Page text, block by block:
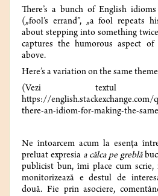
There’s a bunch of English
(„fool’s errand”, „a fool repeats
about stepping into something
captures the humorous aspect of
above.
Here’s a variation on the same
(Vezi
https://
there-an-idiom-for-making-the-
Ne întoarcem acum la esența
preluat expresia a călca pe greblă
publicist bun, îmi place cum scrie,
monitorizează e destul de
două. Fie prin asociere,